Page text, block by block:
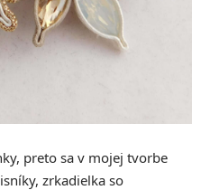
preto sa v mojej tvorbe
zrkadielka so